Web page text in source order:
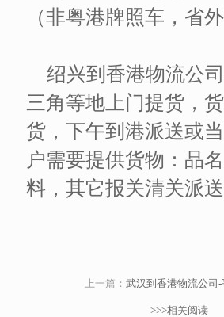
（非粤港牌照车，省
绍兴到香港物流公
三角等地上门提货，
货，下午到港派送或
户需要提供货物：品
料，其它报关清关派
上一篇：武汉到香港物流公司
>>>相关阅读